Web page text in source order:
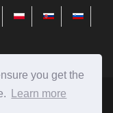
you get the
Learn more
2026